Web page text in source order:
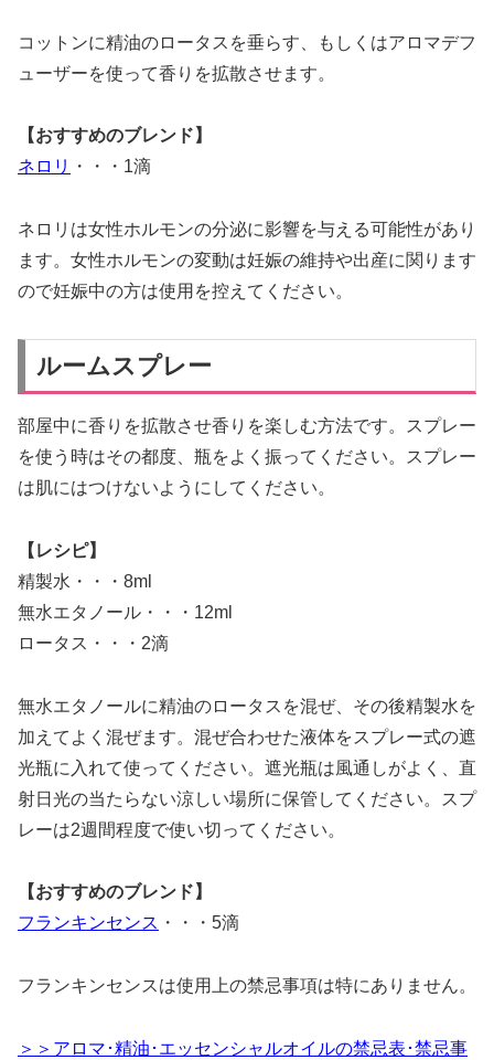
コットンに精油のロータスを垂らす、もしくはアロマデフ
ューザーを使って香りを拡散させます。
【おすすめのブレンド】
ネロリ
・・・1滴
ネロリは女性ホルモンの分泌に影響を与える可能性があり
ます。女性ホルモンの変動は妊娠の維持や出産に関ります
ので妊娠中の方は使用を控えてください。
ルームスプレー
部屋中に香りを拡散させ香りを楽しむ方法です。スプレー
を使う時はその都度、瓶をよく振ってください。スプレー
は肌にはつけないようにしてください。
【レシピ】
精製水・・・8ml
無水エタノール・・・12ml
ロータス・・・2滴
無水エタノールに精油のロータスを混ぜ、その後精製水を
加えてよく混ぜます。混ぜ合わせた液体をスプレー式の遮
光瓶に入れて使ってください。遮光瓶は風通しがよく、直
射日光の当たらない涼しい場所に保管してください。スプ
レーは2週間程度で使い切ってください。
【おすすめのブレンド】
フランキンセンス ・・・5滴
フランキンセンスは使用上の禁忌事項は特にありません。
＞＞アロマ･精油･エッセンシャルオイルの禁忌表･禁忌事